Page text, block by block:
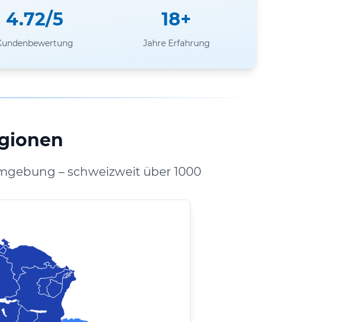
4.72/5 18+
Jahre Erfahrung
– schweizweit über 1000